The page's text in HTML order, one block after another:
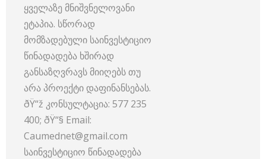
ყველაზე მნიშვნელოვანი
ეტაპია. სწორად
მომზადებული საინვესტიციო
წინადადება ხშირად
განსაზღვრავს მიიღებს თუ
არა პროექტი დაფინანსებას.
ðŸ“ž კონსულტაცია: 577 235
400; ðŸ“§ Email:
Caumednet@gmail.com
საინვესტიციო წინადადება